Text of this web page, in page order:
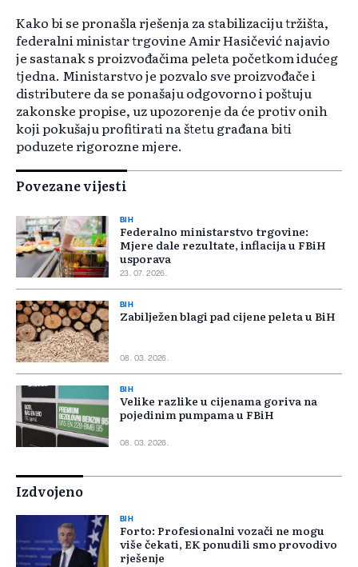
Kako bi se pronašla rješenja za stabilizaciju tržišta,
federalni ministar trgovine Amir Hasičević najavio
je sastanak s proizvođačima peleta početkom idućeg
tjedna. Ministarstvo je pozvalo sve proizvođače i
distributere da se ponašaju odgovorno i poštuju
zakonske propise, uz upozorenje da će protiv onih
koji pokušaju profitirati na štetu građana biti
poduzete rigorozne mjere.
Povezane vijesti
BIH
Federalno ministarstvo trgovine:
Mjere dale rezultate, inflacija u FBiH
usporava
23. 07. 2026.
BIH
Zabilježen blagi pad cijene peleta u BiH
08. 03. 2026.
BIH
Velike razlike u cijenama goriva na
pojedinim pumpama u FBiH
08. 03. 2026.
Izdvojeno
BIH
Forto: Profesionalni vozači ne mogu
više čekati, EK ponudili smo provodivo
rješenje